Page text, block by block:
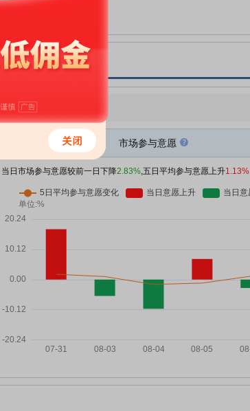
提名人声明与
制性股票激励
律意见书
事提名人声明与
第三届董事会
告
2026年第二次
事提名人声明与
酬与考核委员
年限制性股票激
励对象名单的核
信息知情人买卖
升，参与意愿有所减弱
市场参与意愿
当日市场参与意愿较前一日下降2.83%,五日平均参与意愿上升1.13%